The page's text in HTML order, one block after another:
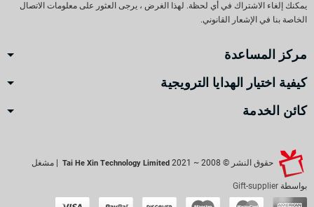
يمكنك إلغاء الاشتراك في أي لحظة. لهذا الغرض ، يرجى العثور على معلومات الاتصال
الخاصة بنا في الإشعار القانوني.
مركز المساعدة
كيفية اختيار الهدايا الترويجية
كائن الخدمة
حقوق النشر © 2008 ~ 2021 Tai He Xin Technology Limited | مشغل
بواسطة Gift-supplier